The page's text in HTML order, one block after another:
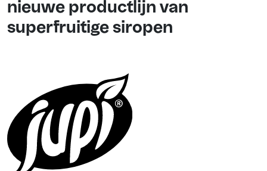
nieuwe productlijn van
superfruitige siropen